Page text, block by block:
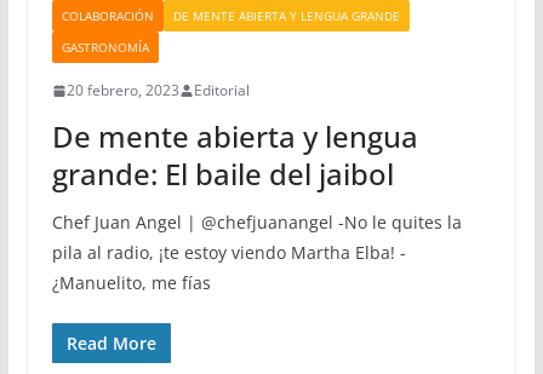
COLABORACIÓN
DE MENTE ABIERTA Y LENGUA GRANDE
GASTRONOMÍA
20 febrero, 2023 Editorial
De mente abierta y lengua
grande: El baile del jaibol
Chef Juan Angel | @chefjuanangel -No le quites la
pila al radio, ¡te estoy viendo Martha Elba! -
¿Manuelito, me fías
Read More